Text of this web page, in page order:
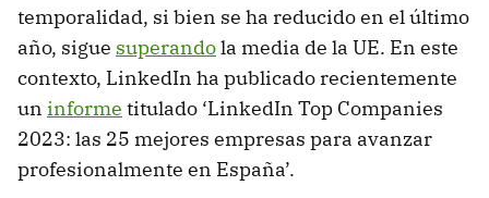
temporalidad, si bien se ha reducido en el último
año, sigue superandola media de la UE. En este
contexto, LinkedIn ha publicado recientemente
un informe titulado ‘LinkedIn Top Companies
2023: las 25 mejores empresas para avanzar
profesionalmente en España’.